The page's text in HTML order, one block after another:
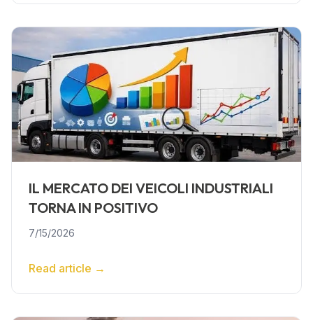
IL MERCATO DEI VEICOLI INDUSTRIALI
TORNA IN POSITIVO
7/15/2026
Read article →